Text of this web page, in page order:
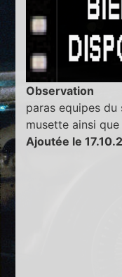
Observation
paras equipes
musette ainsi que
Ajoutée le